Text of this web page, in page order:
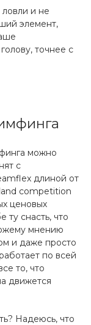
и не
элемент,
точнее с
можно
с
длиной от
competition
ценовых
ту снасть, что
мнению
и даже просто
по всей
то, что
движется
Надеюсь, что